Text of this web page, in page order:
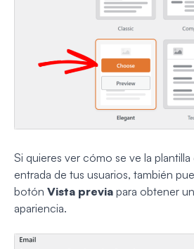
Si quieres ver cómo se ve la plantilla
entrada de tus usuarios, también
botón Vista previa para obtener
apariencia.